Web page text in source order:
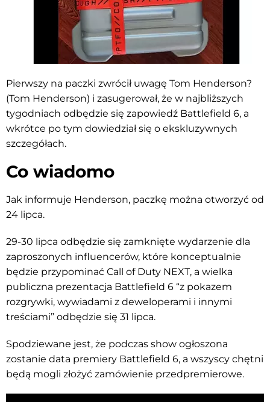
Pierwszy na paczki zwrócił uwagę Tom Henderson?
(Tom Henderson) i zasugerował, że w najbliższych
tygodniach odbędzie się zapowiedź Battlefield 6, a
wkrótce po tym dowiedział się o ekskluzywnych
szczegółach.
Co wiadomo
Jak informuje Henderson, paczkę można otworzyć od
24 lipca.
29-30 lipca odbędzie się zamknięte wydarzenie dla
zaproszonych influencerów, które konceptualnie
będzie przypominać Call of Duty NEXT, a wielka
publiczna prezentacja Battlefield 6 “z pokazem
rozgrywki, wywiadami z deweloperami i innymi
treściami” odbędzie się 31 lipca.
Spodziewane jest, że podczas show ogłoszona
zostanie data premiery Battlefield 6, a wszyscy chętni
będą mogli złożyć zamówienie przedpremierowe.